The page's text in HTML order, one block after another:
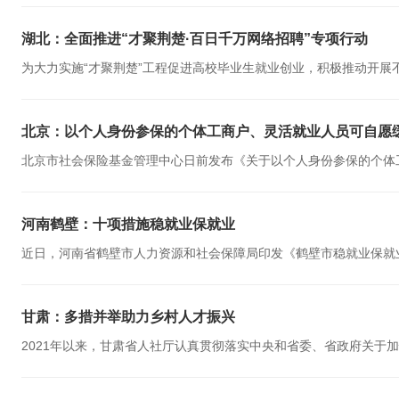
湖北：全面推进“才聚荆楚·百日千万网络招聘”专项行动
为大力实施“才聚荆楚”工程促进高校毕业生就业创业，积极推动开
北京：以个人身份参保的个体工商户、灵活就业人员可自愿
北京市社会保险基金管理中心日前发布《关于以个人身份参保的个
河南鹤壁：十项措施稳就业保就业
近日，河南省鹤壁市人力资源和社会保障局印发《鹤壁市稳就业保
甘肃：多措并举助力乡村人才振兴
2021年以来，甘肃省人社厅认真贯彻落实中央和省委、省政府关于